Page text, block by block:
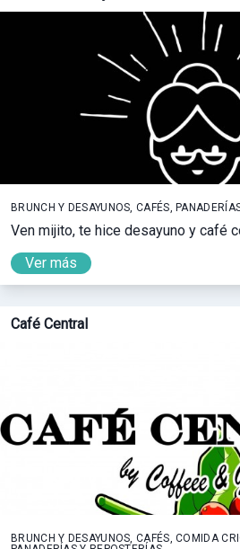
BRUNCH Y DESAYUNOS, CAFÉS,
Ven mijito, te hice desayuno y café
Ver más
Café Central
BRUNCH Y DESAYUNOS, CAFÉS, COMIDA